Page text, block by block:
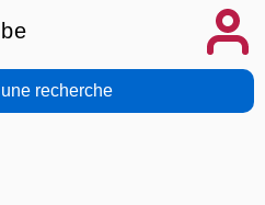
recherche